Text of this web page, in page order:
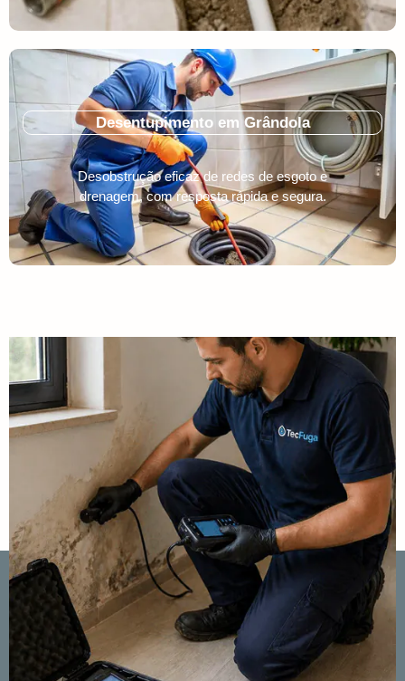
Desentupimento em Grândola
Desobstrução eficaz de redes de esgoto e
drenagem, com resposta rápida e segura.